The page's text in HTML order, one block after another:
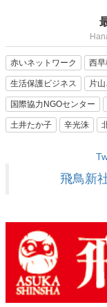
赤いネットワーク 西早
生活保護ビジネス 片
国際協力NGOセンター
土井たか子 辛光洙
飛鳥新